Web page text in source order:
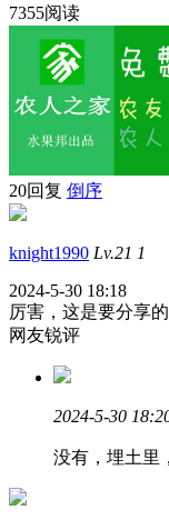
7355阅读
20回复 倒序
knight1990 Lv.21 1
2024-5-30 18:18
厉害，这是要分享
网友锐评
2024-5-30
没有，埋土里